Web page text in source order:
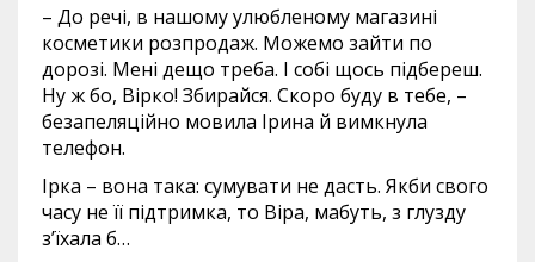
– До речі, в нашому улюбленому магазині
косметики розпродаж. Можемо зайти по
дорозі. Мені дещо треба. І собі щось підбереш.
Ну ж бо, Вірко! Збирайся. Скоро буду в тебе, –
безапеляційно мовила Ірина й вимкнула
телефон.
Ірка – вона така: сумувати не дасть. Якби свого
часу не її підтримка, то Віра, мабуть, з глузду
з’їхала б…